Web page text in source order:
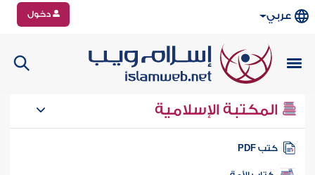
عربي دخول
المكتبة الإسلامية
كتب PDF